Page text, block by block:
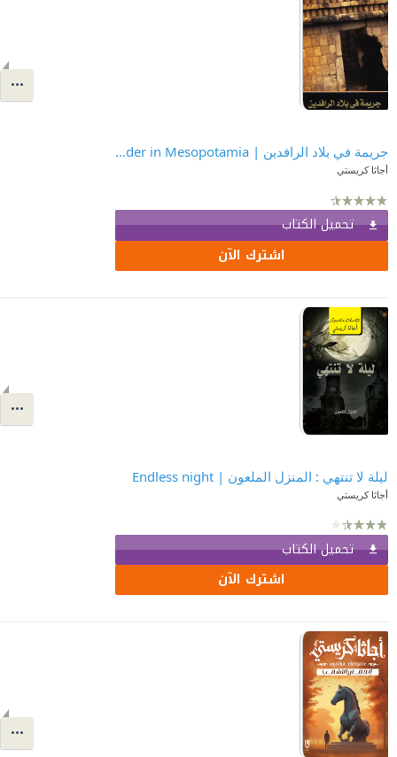
جريمة في بلاد الرافدين | Murder in Mesopotamia
أجاثا كريستي
تحميل الكتاب
اشترك الآن
ليلة لا تنتهي : المنزل الملعون | ‎ Endless night
أجاثا كريستي
تحميل الكتاب
اشترك الآن